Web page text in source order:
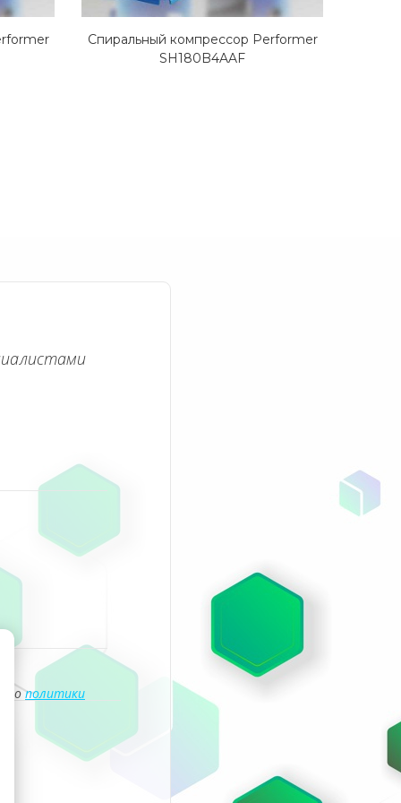
Спиральный компрессор Performer
SH180B4AAF
политики